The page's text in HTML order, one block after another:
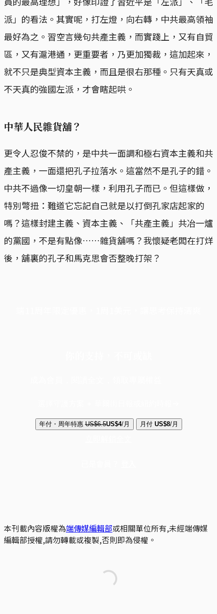
派」的看法。其實呢，打左燈，向右轉，中共最高領袖
最好為之。習空言幾句共產主義，而實踐上，又有自貿
區，又有滬港通，更重要者，乃更加獨裁，這加起來，
就不只是典型資本主義，而且是很右那種。只有天真或
不天真的強國左派，才會瞎起哄。
中華人民雜貨舖？
更令人忍俊不禁的，是中共一面調和極右資本主義和共
產主義，一面還把孔子拉落水。這當然不是孔子的錯。
中共不過像一切皇朝一樣，利用孔子而已。但這樣做，
特別彆扭：難道它忘記自己就是以打倒孔家店起家的
嗎？這樣封建主義、資本主義、「共產主義」共冶一爐
的黨國，不是有點像……雜貨舖嗎？我懷疑老闆在打烊
後，舖裏的孔子和馬克思會否整晚打架？
年付・周年特惠 US$6.5US$4/月 月付 US$8/月
本刊載內容版權為端傳媒編輯部或相關單位所有,未經端傳媒
編輯部授權,請勿轉載或複製,否則即為侵權。